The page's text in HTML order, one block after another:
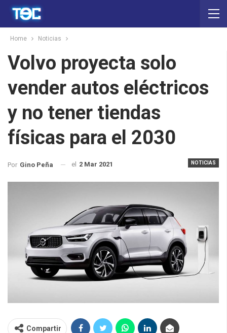
Home Noticias
Volvo proyecta solo
vender autos eléctricos
y no tener tiendas
físicas para el 2030
NOTICIAS
Por Gino Peña el 2 Mar 2021
Compartir